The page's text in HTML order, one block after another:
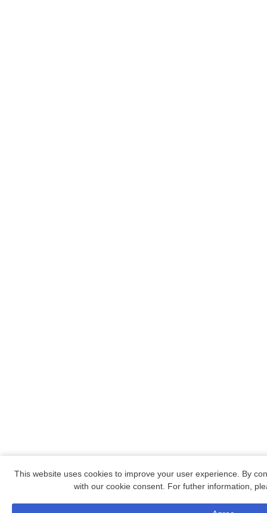
電話予約
This website uses cookies to improve your user experience. By
with our cookie consent. For futher information,